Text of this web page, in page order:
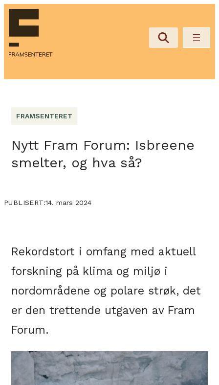
FRAMSENTERET
Nytt Fram Forum: Isbreene
smelter, og hva så?
PUBLISERT:14. mars 2024
Rekordstort i omfang med aktuell
forskning på klima og miljø i
nordområdene og polare strøk, det
er den trettende utgaven av Fram
Forum.